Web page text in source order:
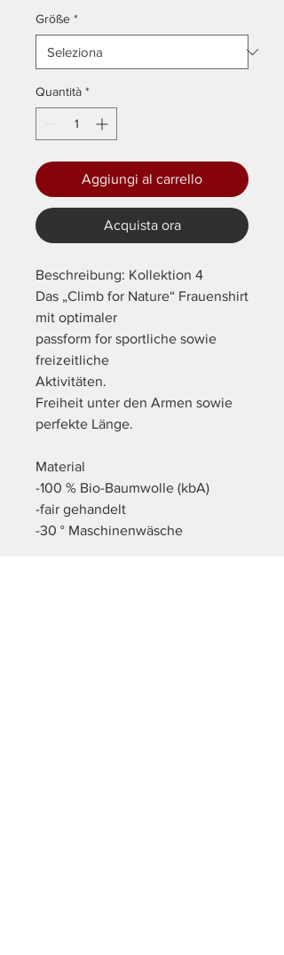
Größe *
Quantità *
Aggiungi al carrello
Acquista ora
Beschreibung: Kollektion 4
Das „Climb for Nature“ Frauenshirt
mit optimaler
passform for sportliche sowie
freizeitliche
Aktivitäten.
Freiheit unter den Armen sowie
perfekte Länge.
Material
-100 % Bio-Baumwolle (kbA)
-fair gehandelt
-30 ° Maschinenwäsche